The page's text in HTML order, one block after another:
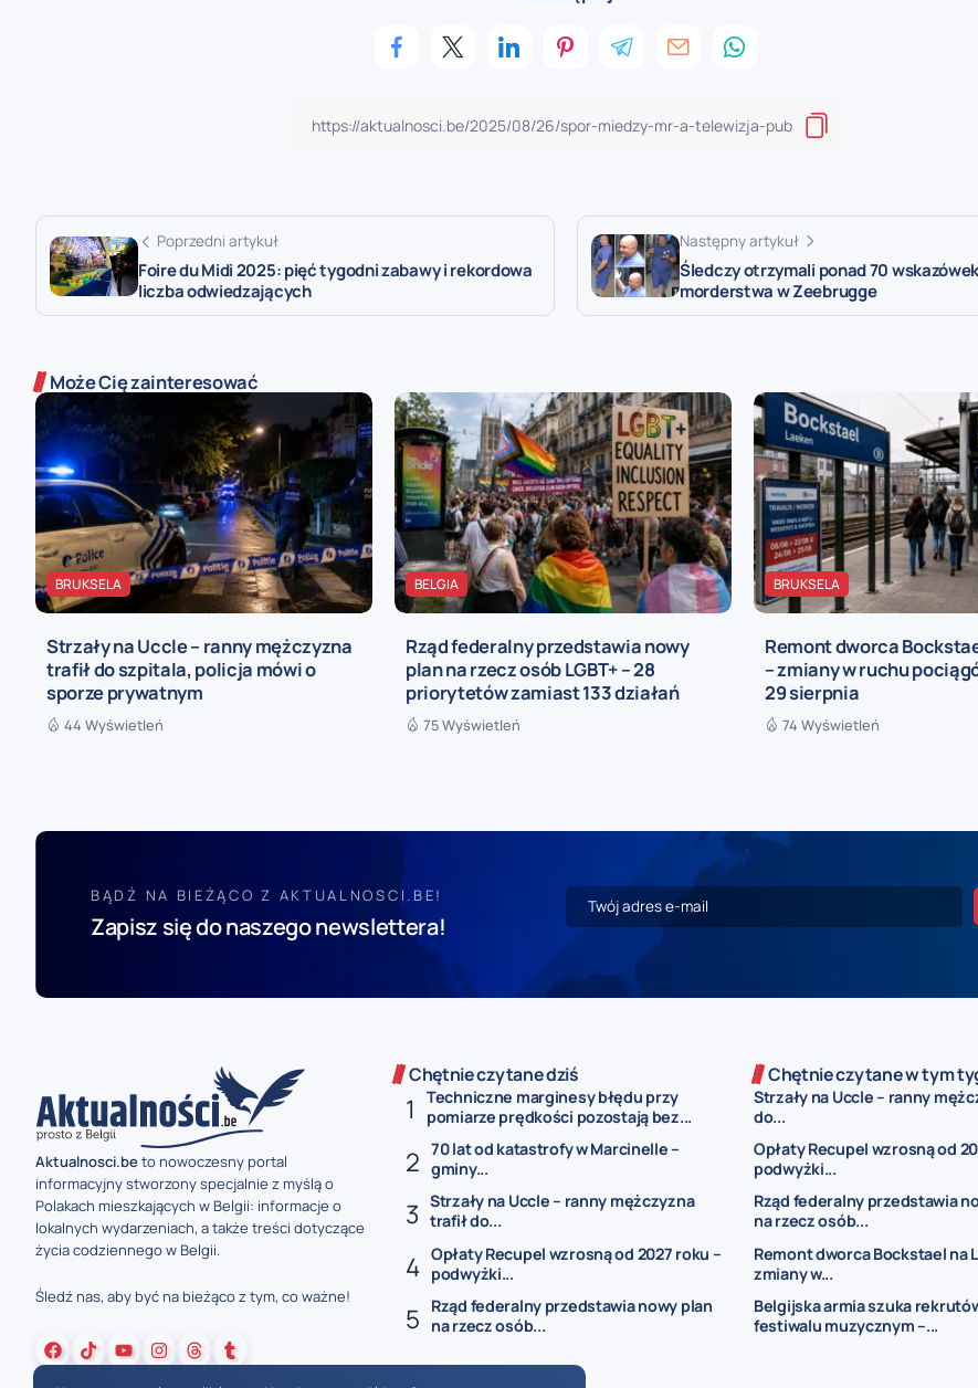
Poprzedni artykuł
Foire du Midi 2025: pięć tygodni zabawy i rekordowa
liczba odwiedzających
Następny artykuł
Śledczy otrzymali ponad 70
morderstwa w Zeebrugge
Może Cię zainteresować
BRUKSELA
Strzały na Uccle – ranny mężczyzna
trafił do szpitala, policja mówi o
sporze prywatnym
44 Wyświetleń
BELGIA
Rząd federalny przedstawia nowy
plan na rzecz osób LGBT+ – 28
priorytetów zamiast 133 działań
75 Wyświetleń
BRUKSELA
Remont dworca
– zmiany w ruchu
29 sierpnia
74 Wyświetleń
BĄDŹ NA BIEŻĄCO Z AKTUALNOSCI.BE!
Zapisz się do naszego newslettera!
Aktualnosci.beto nowoczesny portal
informacyjny stworzony specjalnie z myślą o
Polakach mieszkających w Belgii: informacje o
lokalnych wydarzeniach, a także treści dotyczące
życia codziennego w Belgii.
Śledź nas, aby być na bieżąco z tym, co ważne!
Chętnie czytane dziś
Techniczne marginesy błędu przy
pomiarze prędkości pozostają bez...
70 lat od katastrofy w Marcinelle –
gminy...
Strzały na Uccle – ranny mężczyzna
trafił do...
Opłaty Recupel wzrosną od 2027 roku –
podwyżki...
Rząd federalny przedstawia nowy plan
na rzecz osób...
Chętnie czytane w tym
Strzały na Uccle – ranny
do...
Opłaty Recupel wzrosną od
podwyżki...
Rząd federalny przedstawia
na rzecz osób...
Remont dworca Bockstael na
zmiany w...
Belgijska armia szuka
festiwalu muzycznym –...